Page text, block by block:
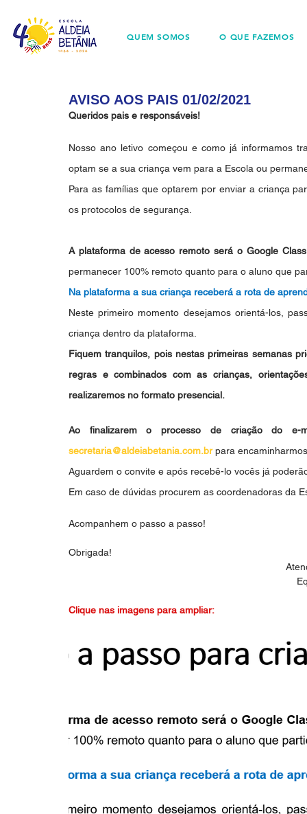
QUEM SOMOS O QUE FAZEMOS
AVISO AOS PAIS 01/02/2021
Queridos pais e responsáveis!
Nosso ano letivo começou e como já informamos
optam se a sua criança vem para a Escola ou
Para as famílias que optarem por enviar a criança
os protocolos de segurança.
A plataforma de acesso remoto será o Google
permanecer 100% remoto quanto para o aluno que
Na plataforma a sua criança receberá a rota de
Neste primeiro momento desejamos orientá-los,
criança dentro da plataforma.
Fiquem tranquilos, pois nestas primeiras semanas
regras e combinados com as crianças,
realizaremos no formato presencial.
Ao finalizarem o processo de criação do
secretaria@aldeiabetania.com.br para
Aguardem o convite e após recebê-lo vocês já
Em caso de dúvidas procurem as coordenadoras da
Acompanhem o passo a passo!
Obrigada!
Clique nas imagens para ampliar: